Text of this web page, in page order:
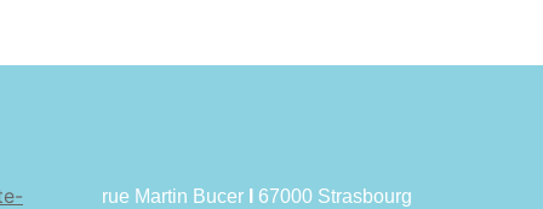
rue Martin Bucer
67000 Strasbourg